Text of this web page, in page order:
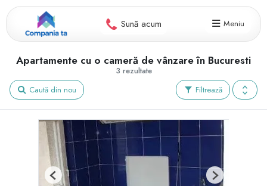
Sună acum Meniu
3 rezultate
Apartamente cu o cameră de vânzare în Bucuresti
Filtrează
Caută din nou
Previous Next